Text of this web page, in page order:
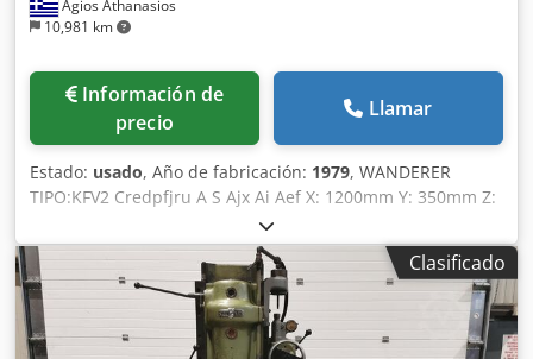
Agios Athanasios
10,981 km
Información de
precio
Llamar
Estado: usado, Año de fabricación: 1979, WANDERER
TIPO:KFV2 Credpfjru A S Ajx Ai Aef X: 1200mm Y: 350mm Z:
450mm HECHO EN ALEMANIA
Clasificado